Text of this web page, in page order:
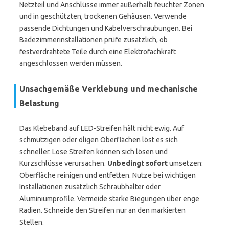
Netzteil und Anschlüsse immer außerhalb feuchter Zonen
und in geschützten, trockenen Gehäusen. Verwende
passende Dichtungen und Kabelverschraubungen. Bei
Badezimmerinstallationen prüfe zusätzlich, ob
festverdrahtete Teile durch eine Elektrofachkraft
angeschlossen werden müssen.
Unsachgemäße Verklebung und mechanische
Belastung
Das Klebeband auf LED-Streifen hält nicht ewig. Auf
schmutzigen oder öligen Oberflächen löst es sich
schneller. Lose Streifen können sich lösen und
Kurzschlüsse verursachen. Unbedingt sofortumsetzen:
Oberfläche reinigen und entfetten. Nutze bei wichtigen
Installationen zusätzlich Schraubhalter oder
Aluminiumprofile. Vermeide starke Biegungen über enge
Radien. Schneide den Streifen nur an den markierten
Stellen.